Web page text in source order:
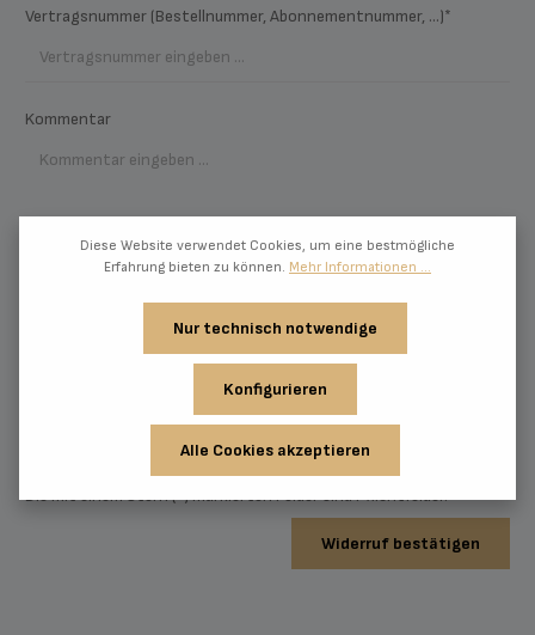
Vertragsnummer (Bestellnummer, Abonnementnummer, ...)*
Kommentar
Diese Seite ist durch reCAPTCHA geschützt und es gelten die
Datenschutzbestimmungenzur Kenntnis genommen
gelesen und bin mit ihnen einverstanden.
Die mit einem Stern (*) markierten Felder sind Pflichtfelder.
Widerruf bestätigen
Diese Website verwendet Cookies, um eine bestmögliche
Erfahrung bieten zu können. Mehr Informationen ...
Nur technisch notwendige
Konfigurieren
Alle Cookies akzeptieren